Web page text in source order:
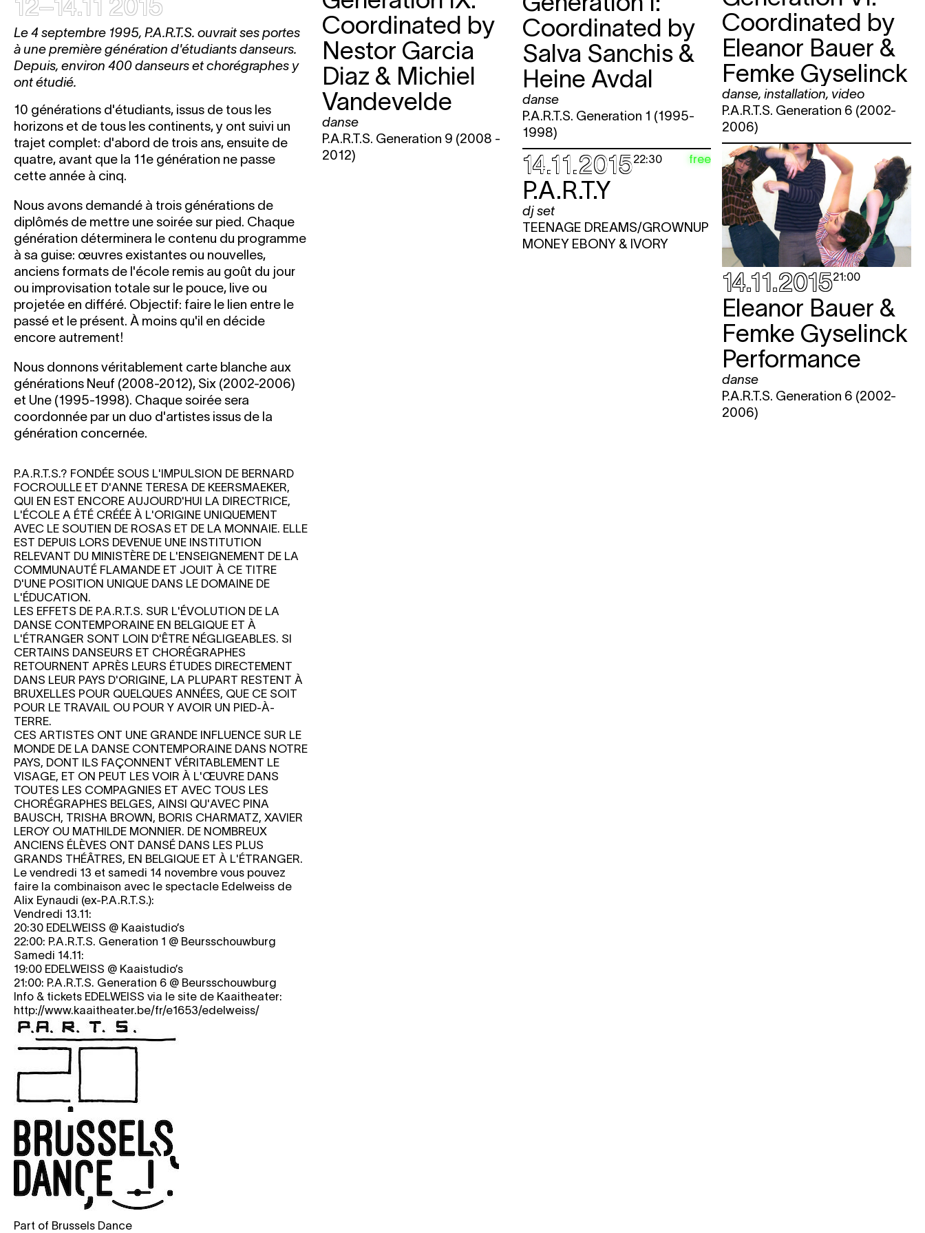
12–14.11 2015
Le 4 septembre 1995, P.A.R.T.S. ouvrait ses portes
à une première génération d'étudiants danseurs.
Depuis, environ 400 danseurs et chorégraphes y
ont étudié.
10 générations d'étudiants, issus de tous les
horizons et de tous les continents, y ont suivi un
trajet complet: d'abord de trois ans, ensuite de
quatre, avant que la 11e génération ne passe
cette année à cinq.
Nous avons demandé à trois générations de
diplômés de mettre une soirée sur pied. Chaque
génération déterminera le contenu du programme
à sa guise: œuvres existantes ou nouvelles,
anciens formats de l'école remis au goût du jour
ou improvisation totale sur le pouce, live ou
projetée en différé. Objectif: faire le lien entre le
passé et le présent. À moins qu'il en décide
encore autrement!
Nous donnons véritablement carte blanche aux
générations Neuf (2008-2012), Six (2002-2006)
et Une (1995-1998). Chaque soirée sera
coordonnée par un duo d'artistes issus de la
génération concernée.
P.A.R.T.S.? FONDÉE SOUS L'IMPULSION DE BERNARD
FOCROULLE ET D'ANNE TERESA DE KEERSMAEKER,
QUI EN EST ENCORE AUJOURD'HUI LA DIRECTRICE,
L'ÉCOLE A ÉTÉ CRÉÉE À L'ORIGINE UNIQUEMENT
AVEC LE SOUTIEN DE ROSAS ET DE LA MONNAIE. ELLE
EST DEPUIS LORS DEVENUE UNE INSTITUTION
RELEVANT DU MINISTÈRE DE L'ENSEIGNEMENT DE LA
COMMUNAUTÉ FLAMANDE ET JOUIT À CE TITRE
D'UNE POSITION UNIQUE DANS LE DOMAINE DE
L'ÉDUCATION.
LES EFFETS DE P.A.R.T.S. SUR L'ÉVOLUTION DE LA
DANSE CONTEMPORAINE EN BELGIQUE ET À
L'ÉTRANGER SONT LOIN D'ÊTRE NÉGLIGEABLES. SI
CERTAINS DANSEURS ET CHORÉGRAPHES
RETOURNENT APRÈS LEURS ÉTUDES DIRECTEMENT
DANS LEUR PAYS D'ORIGINE, LA PLUPART RESTENT À
BRUXELLES POUR QUELQUES ANNÉES, QUE CE SOIT
POUR LE TRAVAIL OU POUR Y AVOIR UN PIED-À-
TERRE.
CES ARTISTES ONT UNE GRANDE INFLUENCE SUR LE
MONDE DE LA DANSE CONTEMPORAINE DANS NOTRE
PAYS, DONT ILS FAÇONNENT VÉRITABLEMENT LE
VISAGE, ET ON PEUT LES VOIR À L'ŒUVRE DANS
TOUTES LES COMPAGNIES ET AVEC TOUS LES
CHORÉGRAPHES BELGES, AINSI QU'AVEC PINA
BAUSCH, TRISHA BROWN, BORIS CHARMATZ, XAVIER
LEROY OU MATHILDE MONNIER. DE NOMBREUX
ANCIENS ÉLÈVES ONT DANSÉ DANS LES PLUS
GRANDS THÉÂTRES, EN BELGIQUE ET À L'ÉTRANGER.
Le vendredi 13 et samedi 14 novembre vous pouvez
faire la combinaison avec le spectacle Edelweiss de
Alix Eynaudi (ex-P.A.R.T.S.):
Vendredi 13.11:
20:30 EDELWEISS @ Kaaistudio’s
22:00: P.A.R.T.S. Generation 1 @ Beursschouwburg
Samedi 14.11:
19:00 EDELWEISS @ Kaaistudio’s
21:00: P.A.R.T.S. Generation 6 @ Beursschouwburg
Info & tickets EDELWEISS via le site de Kaaitheater:
http://www.kaaitheater.be/fr/e1653/edelweiss/
Part of Brussels Dance
Coordinated by
Nestor Garcia
Diaz & Michiel
Vandevelde
danse
P.A.R.T.S. Generation 9 (2008 -
2012)
Coordinated by
Salva Sanchis &
Heine Avdal
danse
P.A.R.T.S. Generation 1 (1995-
1998)
Coordinated by
Eleanor Bauer &
Femke Gyselinck
danse,installation, video
P.A.R.T.S. Generation 6 (2002-
2006)
14.11.201521:00
Eleanor Bauer &
Femke Gyselinck
Performance
danse
P.A.R.T.S. Generation 6 (2002-
2006)
14.11.201522:30 free
P.A.R.T.Y
dj set
TEENAGE DREAMS/GROWNUP
MONEY EBONY & IVORY